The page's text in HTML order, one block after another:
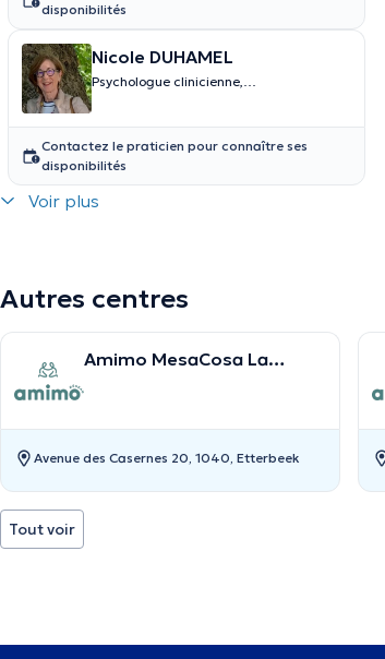
disponibilités
Nicole DUHAMEL
Psychologue clinicienne,
psychothérapeute, hypnothérapeute,
Contactez le praticien pour connaître ses
disponibilités
Voir plus
Autres centres
Amimo MesaCosa La
Avenue des Casernes 20, 1040, Etterbeek
Tout voir